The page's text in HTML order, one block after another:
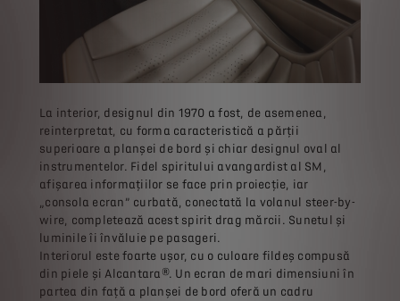
La interior, designul din 1970 a fost, de asemenea,
reinterpretat, cu forma caracteristică a părții
superioare a planșei de bord și chiar designul oval al
instrumentelor. Fidel spiritului avangardist al SM,
afișarea informațiilor se face prin proiecție, iar
„consola ecran” curbată, conectată la volanul steer-by-
wire, completează acest spirit drag mărcii. Sunetul și
luminile îi învăluie pe pasageri.
Interiorul este foarte ușor, cu o culoare fildeș compusă
din piele și Alcantara®. Un ecran de mari dimensiuni în
partea din față a planșei de bord oferă un cadru